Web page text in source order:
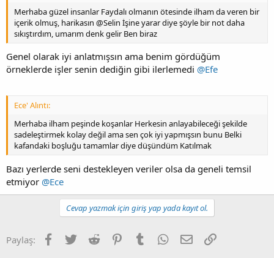
Merhaba güzel insanlar Faydalı olmanın ötesinde ilham da veren bir
içerik olmuş, harikasın @Selin İşine yarar diye şöyle bir not daha
sıkıştırdım, umarım denk gelir Ben biraz
Genel olarak iyi anlatmışsın ama benim gördüğüm
örneklerde işler senin dediğin gibi ilerlemedi @Efe
Ece' Alıntı:
Merhaba ilham peşinde koşanlar Herkesin anlayabileceği şekilde
sadeleştirmek kolay değil ama sen çok iyi yapmışsın bunu Belki
kafandaki boşluğu tamamlar diye düşündüm Katılmak
Bazı yerlerde seni destekleyen veriler olsa da geneli temsil
etmiyor @Ece
Cevap yazmak için giriş yap yada kayıt ol.
Paylaş: Facebook
TwitterReddit PinterestTumblrWhatsApp
E-postaLink